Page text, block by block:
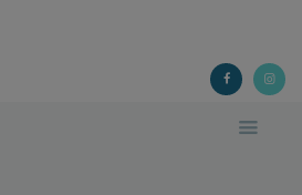
ACOUGO
Asociación galega de
QUÉ FACEMOS?
ACTIVIDADES